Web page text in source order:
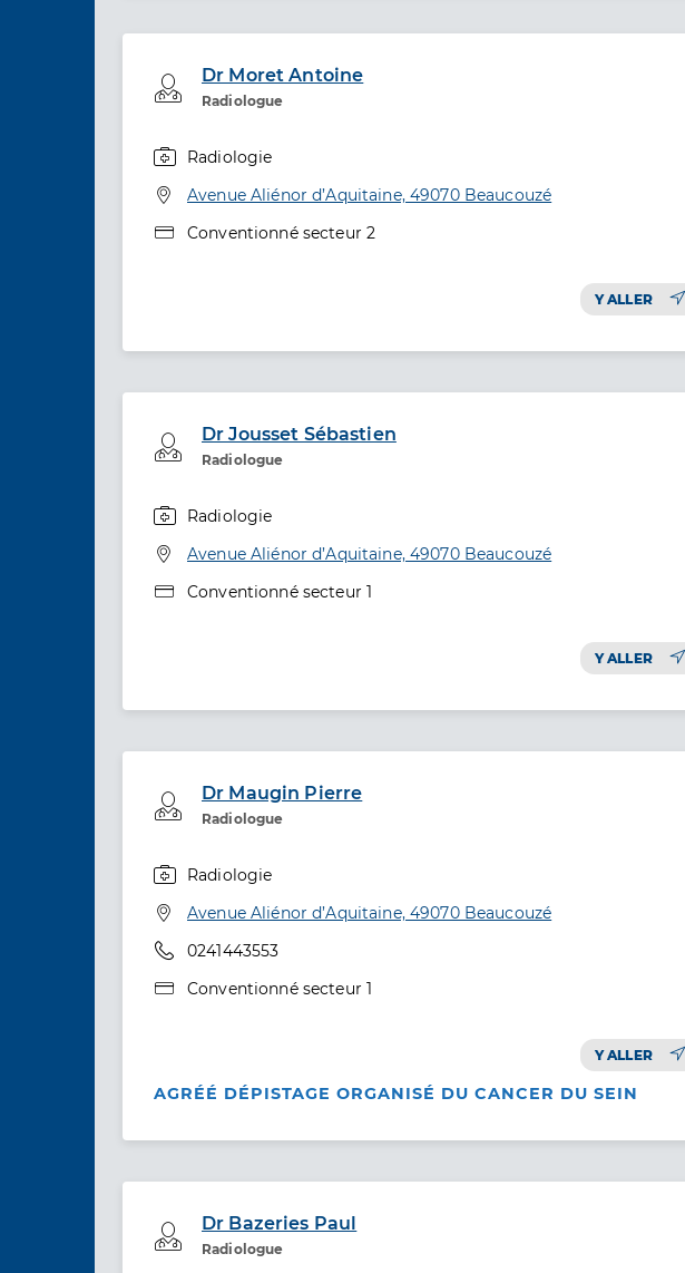
Dr Moret Antoine
Radiologue
Professionel de santé
Radiologie
Adresse
Avenue Aliénor d’Aquitaine, 49070 Beaucouzé
Type de convention
Conventionné secteur 2
Y ALLER
Dr Jousset Sébastien
Radiologue
Professionel de santé
Radiologie
Adresse
Avenue Aliénor d’Aquitaine, 49070 Beaucouzé
Type de convention
Conventionné secteur 1
Y ALLER
Dr Maugin Pierre
Radiologue
Professionel de santé
Radiologie
Adresse
Avenue Aliénor d’Aquitaine, 49070 Beaucouzé
Téléphone
0241443553
Type de convention
Conventionné secteur 1
Y ALLER
AGRÉÉ DÉPISTAGE ORGANISÉ DU CANCER DU SEIN
Dr Bazeries Paul
Radiologue
Professionel de santé